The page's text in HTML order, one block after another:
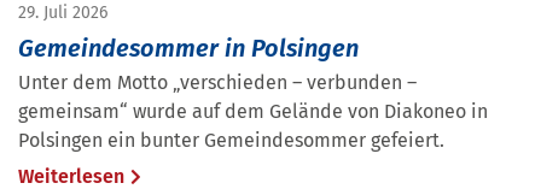
29. Juli 2026
Gemeindesommer in Polsingen
Unter dem Motto „verschieden – verbunden –
gemeinsam“ wurde auf dem Gelände von Diakoneo in
Polsingen ein bunter Gemeindesommer gefeiert.
Weiterlesen